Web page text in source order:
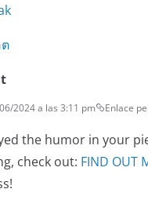
2024 a las 3:11 pm Enlace
the humor in your
check out: FIND OUT